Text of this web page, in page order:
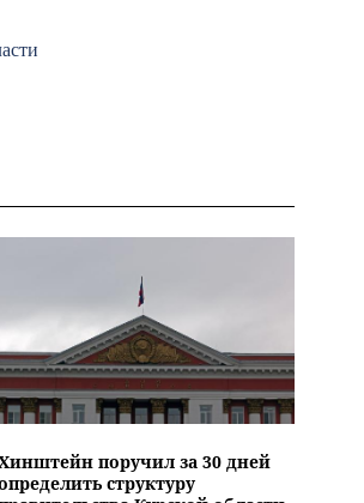
поручил за 30 дней
структуру